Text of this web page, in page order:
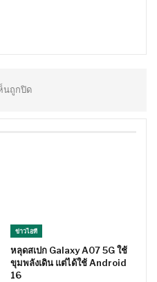
นถูกปิด
ข่าวไอที
หลุดสเปก Galaxy A07 5G ใช้
ขุมพลังเดิน แต่ได้ใช้ Android
16